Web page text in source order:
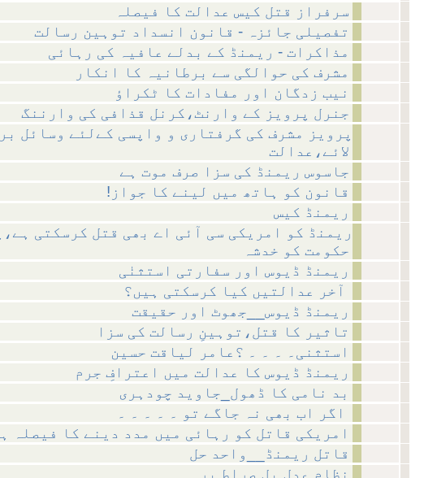
سرفراز قتل کیس عدالت کا فیصلہ
تفصیلی جائزہ - قانون انسداد توہین رسالت
مذاکرات - ریمنڈ کے بدلے عافیہ کی رہائی
مشرف کی حوالگی سے برطانیہ کا انکار
نیب زدگان اور مفادات کا ٹکراؤ
جنرل پرویز کے وارنٹ،کرنل قذافی کی وارننگ
پرویز مشرف کی گرفتاری و واپسی کےلئے وسائل
لائے،عدالت
جاسوس ریمنڈ کی سزا صرف موت ہے
!قانون کو ہاتھ میں لینے کا جواز
ریمنڈ کیس
ریمنڈ کو امریکی سی آئی اے بھی قتل کرسکتی
حکومت کو خدشہ
ریمنڈ ڈیوس اور سفارتی استثنٰی
ریمنڈ ڈیوس__جھوٹ اور حقیقت
تاثیر کا قتل،توہینِ رسالت کی سزا
استثنی۔ ۔ ۔ ۔ ؟عامر لیاقت حسین
ریمنڈ ڈیوس کا عدالت میں اعترافِ جرم
بد نامی کا ڈھول_جاوید چودہری
امریکی قاتل کو رہائی میں مدد دینے کا فیصلہ
قاتل ریمنڈ__واحد حل
نظامِ عدل پل صراط پر